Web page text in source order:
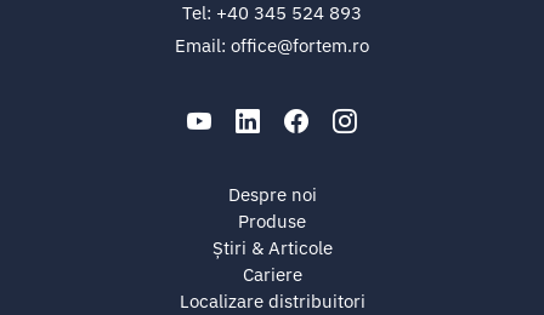
Tel: +40 345 524 893
Email: office@fortem.ro
Despre noi
Produse
Știri & Articole
Cariere
Localizare distribuitori